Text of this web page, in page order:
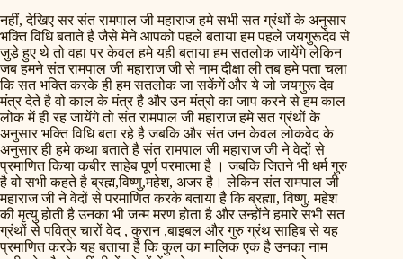
नहीं, देखिए सर संत रामपाल जी महाराज हमे सभी सत ग्रंथों के अनुसार
भक्ति विधि बताते है जैसे मेने आपको पहले बताया हम पहले जयगुरूदेव से
जुडे़ हुए थे तो वहा पर केवल हमे यही बताया हम सतलोक जायेंगे लेकिन
जब हमने संत रामपाल जी महाराज जी से नाम दीक्षा ली तब हमे पता चला
कि सत भक्ति करके ही हम सतलोक जा सकेंगें और ये जो जयगुरू देव
मंत्र देते है वो काल के मंत्र है और उन मंत्रो का जाप करने से हम काल
लोक में ही रह जायेंगे तो संत रामपाल जी महाराज हमे सत ग्रंथों के
अनुसार भक्ति विधि बता रहे है जबकि और संत जन केवल लोकवेद के
अनुसार ही हमे कथा बताते है संत रामपाल जी महाराज जी ने वेदों से
प्रमाणित किया कबीर साहेब पूर्ण परमात्मा है । जबकि जितने भी धर्म गुरु
है वो सभी कहते है ब्रह्म,विष्णु,महेश, अजर है। लेकिन संत रामपाल जी
महाराज जी ने वेदों से परमाणित करके बताया है कि ब्रह्मा, विष्णु, महेश
की मृत्यु होती है उनका भी जन्म मरण होता है और उन्होंने हमारे सभी सत
ग्रंथों से पवित्र चारों वेद , कुरान ,बाइबल और गुरु ग्रंथ साहिब से यह
प्रमाणित करके यह बताया है कि कुल का मालिक एक है उनका नाम